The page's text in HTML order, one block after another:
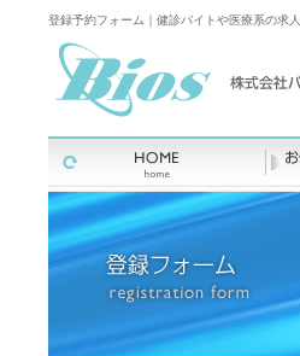
登録予約フォーム｜健診バイトや医療系の求